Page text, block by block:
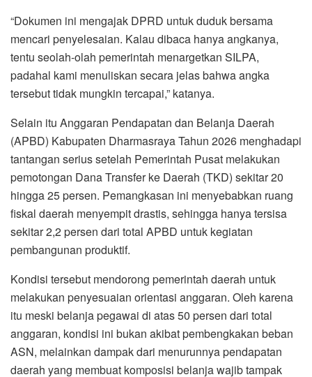
“Dokumen ini mengajak DPRD untuk duduk bersama
mencari penyelesaian. Kalau dibaca hanya angkanya,
tentu seolah-olah pemerintah menargetkan SILPA,
padahal kami menuliskan secara jelas bahwa angka
tersebut tidak mungkin tercapai,” katanya.
Selain itu Anggaran Pendapatan dan Belanja Daerah
(APBD) Kabupaten Dharmasraya Tahun 2026 menghadapi
tantangan serius setelah Pemerintah Pusat melakukan
pemotongan Dana Transfer ke Daerah (TKD) sekitar 20
hingga 25 persen. Pemangkasan ini menyebabkan ruang
fiskal daerah menyempit drastis, sehingga hanya tersisa
sekitar 2,2 persen dari total APBD untuk kegiatan
pembangunan produktif.
Kondisi tersebut mendorong pemerintah daerah untuk
melakukan penyesuaian orientasi anggaran. Oleh karena
itu meski belanja pegawai di atas 50 persen dari total
anggaran, kondisi ini bukan akibat pembengkakan beban
ASN, melainkan dampak dari menurunnya pendapatan
daerah yang membuat komposisi belanja wajib tampak